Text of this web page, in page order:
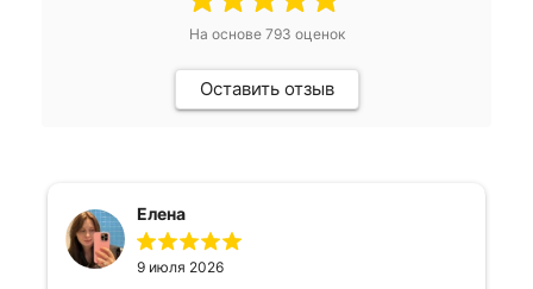
На основе 793 оценок
Оставить отзыв
Елена
9 июля 2026